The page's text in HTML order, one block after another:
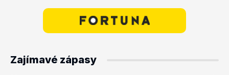
Zajímavé zápasy